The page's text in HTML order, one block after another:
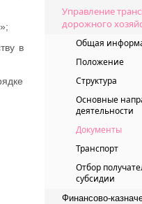
в
Управление
дорожного
Общая
Положение
Структура
Основные
деятельности
Документы
Транспорт
Отбор
субсидии
Финансово-